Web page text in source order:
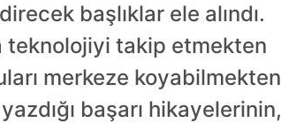
başlıklar ele alındı.
teknolojiyi takip etmekten
merkeze koyabilmekten
başarı hikayelerinin,